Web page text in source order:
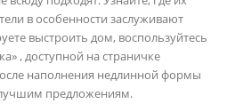
в особенности заслуживают
выстроить дом, воспользуйтесь
, доступной на страничке
наполнения недлинной формы
предложениям.